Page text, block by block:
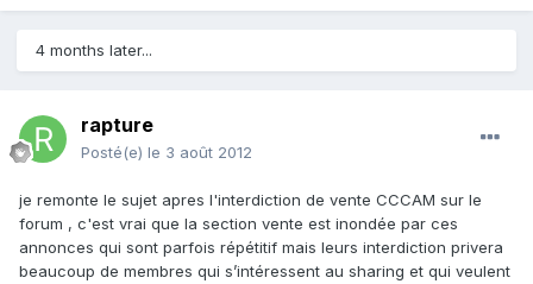
4 months later...
rapture
Posté(e) le 3 août 2012
je remonte le sujet apres l'interdiction de vente CCCAM sur le
forum , c'est vrai que la section vente est inondée par ces
annonces qui sont parfois répétitif mais leurs interdiction privera
beaucoup de membres qui s’intéressent au sharing et qui veulent